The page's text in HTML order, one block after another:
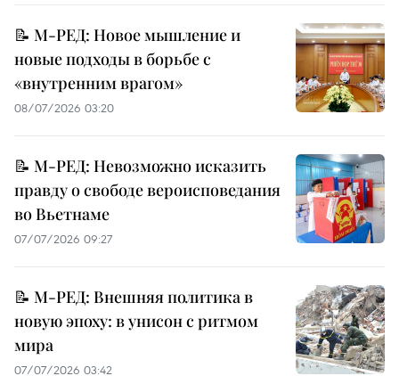
📝 М-РЕД: Новое мышление и
новые подходы в борьбе с
«внутренним врагом»
08/07/2026 03:20
📝 М-РЕД: Невозможно исказить
правду о свободе вероисповедания
во Вьетнаме
07/07/2026 09:27
📝 М-РЕД: Внешняя политика в
новую эпоху: в унисон с ритмом
мира
07/07/2026 03:42